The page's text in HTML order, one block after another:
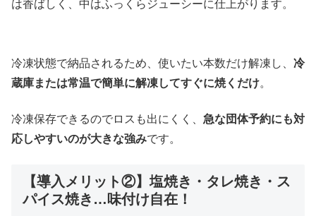
は香ばしく、中はふっくらジューシーに仕上がります。
冷凍状態で納品されるため、使いたい本数だけ解凍し、 冷
蔵庫または常温で簡単に解凍してすぐに焼くだけ。
冷凍保存できるのでロスも出にくく、 急な団体予約にも対
応しやすいのが大きな強みです。
【導入メリット②】塩焼き・タレ焼き・ス
パイス焼き…味付け自在！